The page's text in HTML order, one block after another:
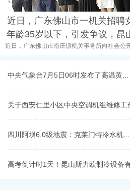
近日，广东佛山市一机关招聘
年龄35岁以下，引发争议，昆
去了解以下！
近日，广东佛山市南庄镇机关事务所向社会公
中央气象台7月5日06时发布了高温黄...
关于西安仁里小区中央空调机组维修工
四川阿坝6.0级地震：克莱门特冷水机...
高考倒计时1天！昆山斯力欧制冷设备